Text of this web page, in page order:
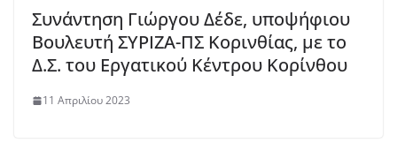
Συνάντηση Γιώργου Δέδε, υποψήφιου
Βουλευτή ΣΥΡΙΖΑ-ΠΣ Κορινθίας, με το
Δ.Σ. του Εργατικού Κέντρου Κορίνθου
11 Απριλίου 2023